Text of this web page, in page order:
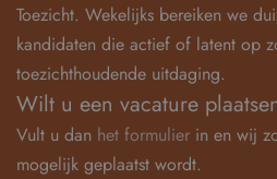
Toezicht. Wekelijks bereiken we
kandidaten die actief of latent op
toezichthoudende uitdaging.
Wilt u een vacature
Vult u dan het formulier in en wij
mogelijk geplaatst wordt.